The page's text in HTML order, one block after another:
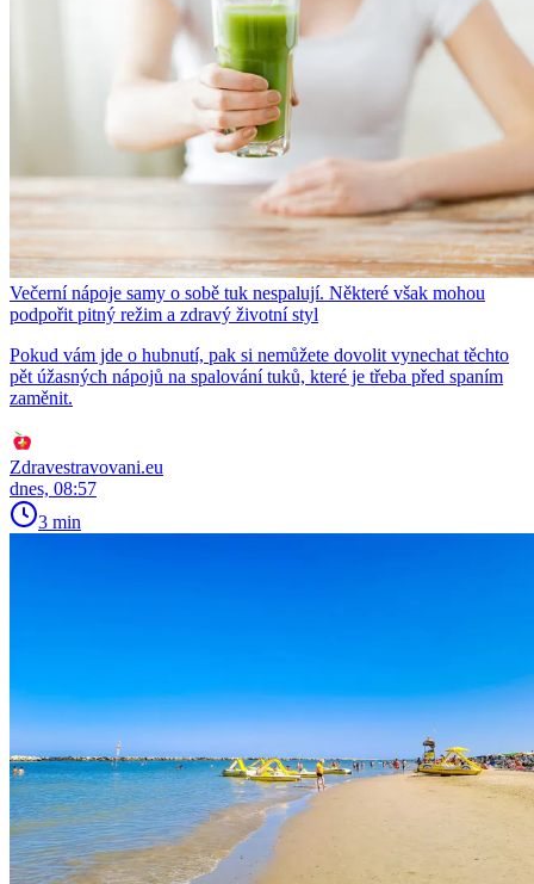
Večerní nápoje samy o sobě tuk nespalují. Některé však mohou
podpořit pitný režim a zdravý životní styl
Pokud vám jde o hubnutí, pak si nemůžete dovolit vynechat těchto
pět úžasných nápojů na spalování tuků, které je třeba před spaním
zaměnit.
Zdravestravovani.eu
dnes, 08:57
3 min